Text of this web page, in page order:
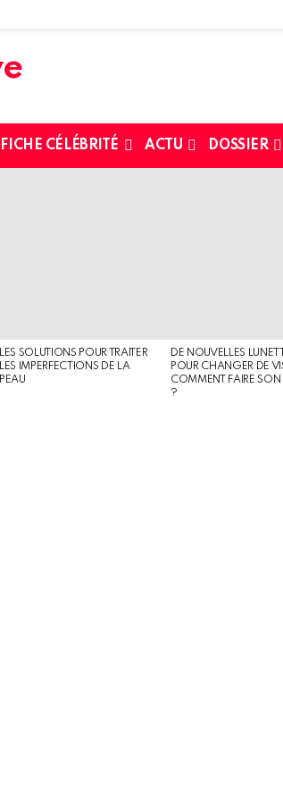
FICHE CÉLÉBRITÉ ACTU DOSSIER
LES SOLUTIONS POUR TRAITER
LES IMPERFECTIONS DE LA
PEAU
DE NOUVELLES
POUR CHANGER DE
COMMENT FAIRE
?